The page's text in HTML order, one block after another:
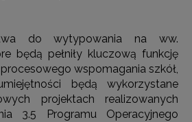
do wytypowania na ww.
będą pełniły kluczową funkcję
wspomagania szkół,
będą wykorzystane
projektach realizowanych
3.5 Programu Operacyjnego